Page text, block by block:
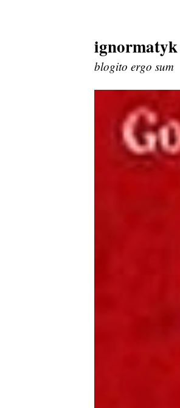
Skip
to
content
ignormatyk
blogito ergo sum